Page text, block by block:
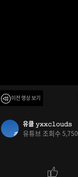
이전 영상 보기
유클 𝚢𝚡𝚡𝚌𝚕𝚘𝚞𝚍𝚜
유튜브 조회수 5,750